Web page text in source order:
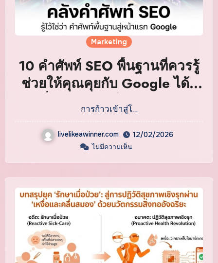
Marketing
10 คำศัพท์ SEO พื้นฐานที่ควรรู้
ช่วยให้คุณคุยกับ Google ได้รู้
เรื่องและดันเว็บติดอันดับ
การก้าวเข้าสู่โ…
livelikeawinner.com
12/02/2026
ไม่มีความเห็น